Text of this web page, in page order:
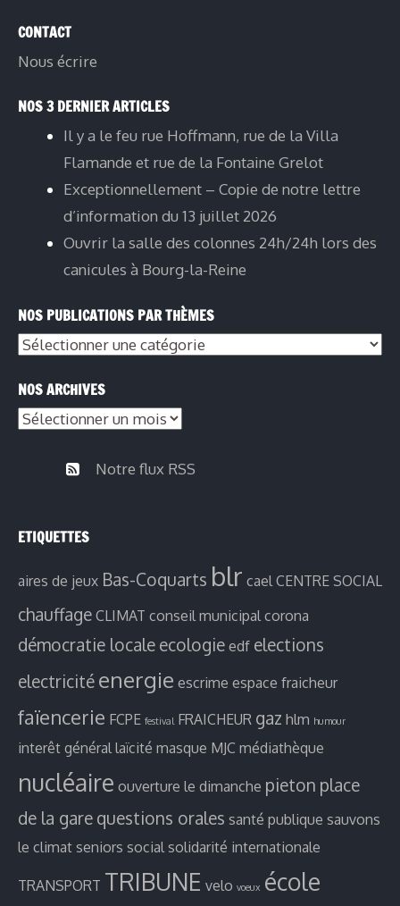
CONTACT
Nous écrire
NOS 3 DERNIER ARTICLES
Il y a le feu rue Hoffmann, rue de la Villa
Flamande et rue de la Fontaine Grelot
Exceptionnellement – Copie de notre lettre
d’information du 13 juillet 2026
Ouvrir la salle des colonnes 24h/24h lors des
canicules à Bourg-la-Reine
NOS PUBLICATIONS PAR THÈMES
Nos
par
thèmes
NOS ARCHIVES
Nos
Notre flux RSS
ETIQUETTES
aires de jeux Bas-Coquarts blr cael CENTRE SOCIAL
chauffage CLIMAT conseil municipal corona
démocratie locale ecologie edf elections
electricité energie escrime espace fraicheur
faïencerie FCPE festival FRAICHEUR gaz hlm humour
interêt général laïcité masque MJC médiathèque
nucléaire ouverture le dimanche pieton place
de la gare questions orales santé publique sauvons
le climat seniors social solidarité internationale
TRANSPORT TRIBUNE velo voeux école